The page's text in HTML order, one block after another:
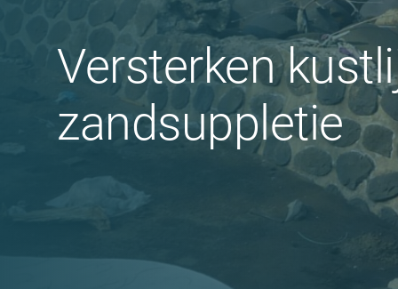
Versterken
zandsuppletie